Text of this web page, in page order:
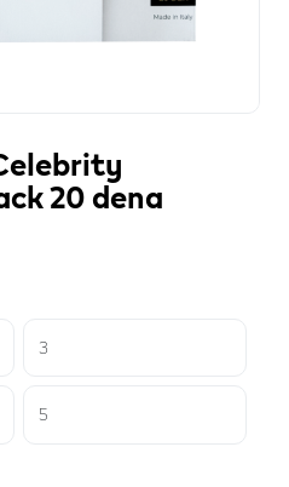
20 dena
3
5